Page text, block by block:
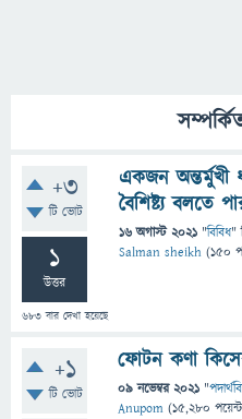
+3
টি ভোট
1
উত্তর
683 বার দেখা হয়েছে
একজন অন্তর্মুখী
বৈশিষ্ট্য বলতে
16 অগাস্ট 2021 "বিবিধ"
Salman sheikh (150
+1
টি ভোট
ফোটন কণা
09 নভেম্বর 2021 "
Anupom (15,280